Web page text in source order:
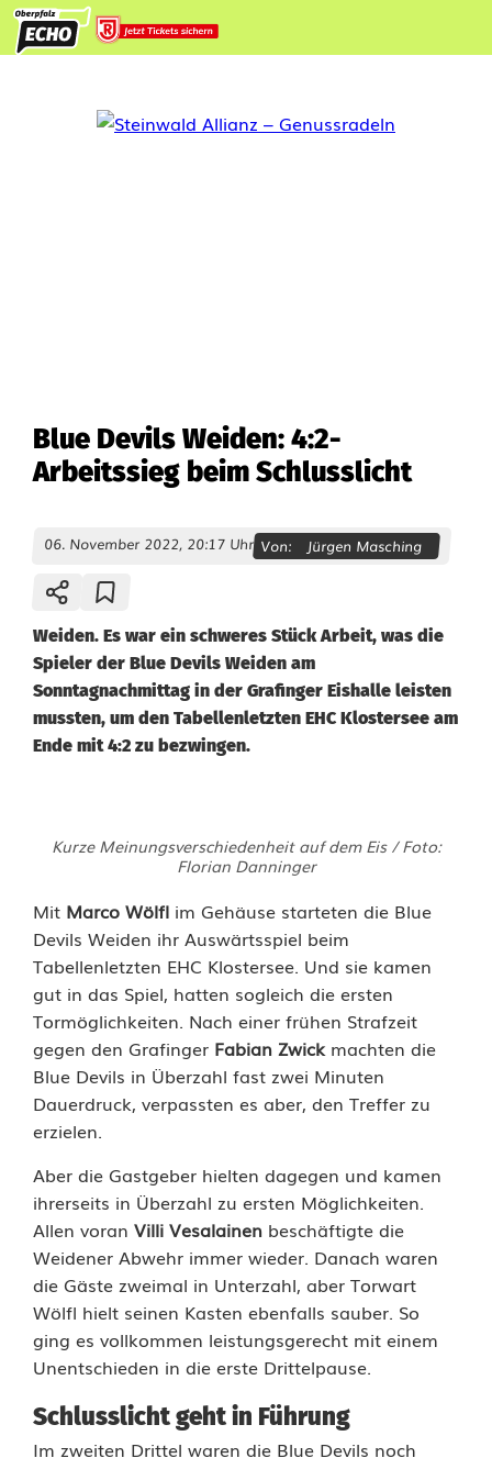
Blue Devils Weiden: 4:2-
Arbeitssieg beim Schlusslicht
06. November 2022, 20:17 Uhr Von: Jürgen Masching
Weiden. Es war ein schweres Stück Arbeit, was die
Spieler der Blue Devils Weiden am
Sonntagnachmittag in der Grafinger Eishalle leisten
mussten, um den Tabellenletzten EHC Klostersee am
Ende mit 4:2 zu bezwingen.
u
e
D
e
v
i
l
s
W
e
i
d
e
Kurze Meinungsverschiedenheit auf dem Eis / Foto:
Florian Danninger
Mit Marco Wölfl im Gehäuse starteten die Blue
Devils Weiden ihr Auswärtsspiel beim
Tabellenletzten EHC Klostersee. Und sie kamen
gut in das Spiel, hatten sogleich die ersten
Tormöglichkeiten. Nach einer frühen Strafzeit
gegen den Grafinger Fabian Zwickmachten die
Blue Devils in Überzahl fast zwei Minuten
Dauerdruck, verpassten es aber, den Treffer zu
erzielen.
Aber die Gastgeber hielten dagegen und kamen
ihrerseits in Überzahl zu ersten Möglichkeiten.
Allen voran Villi Vesalainen beschäftigte die
Weidener Abwehr immer wieder. Danach waren
die Gäste zweimal in Unterzahl, aber Torwart
Wölfl hielt seinen Kasten ebenfalls sauber. So
ging es vollkommen leistungsgerecht mit einem
Unentschieden in die erste Drittelpause.
Schlusslicht geht in Führung
Im zweiten Drittel waren die Blue Devils noch